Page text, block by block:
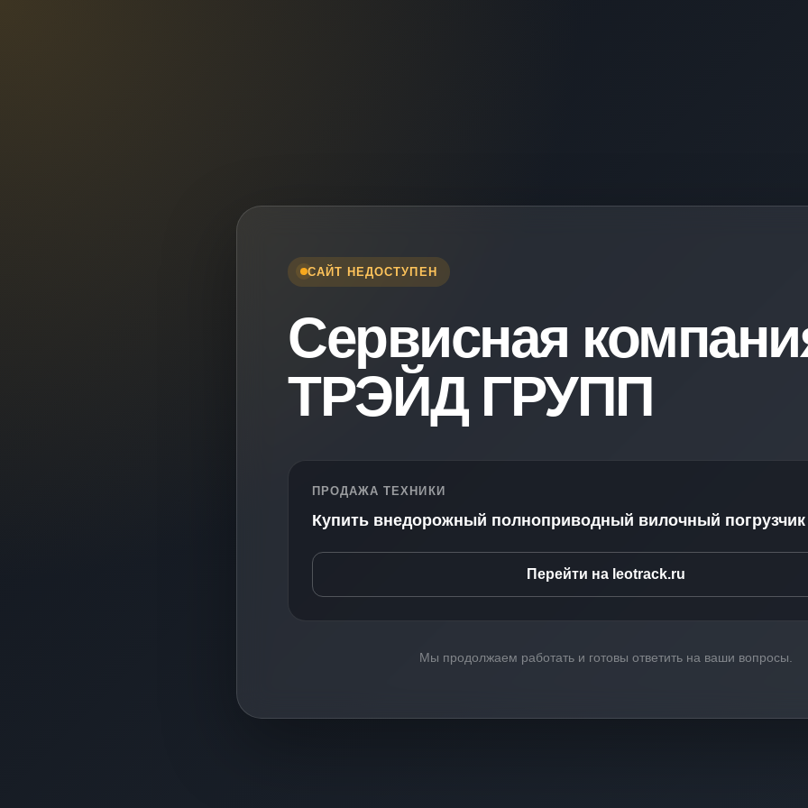
САЙТ НЕДОСТУПЕН
Сервисная
ТРЭЙД ГРУПП
ПРОДАЖА ТЕХНИКИ
Купить внедорожный полноприводный вилочный погрузчик
Перейти на leotrack.ru
Мы продолжаем работать и готовы ответить на ваши вопросы.